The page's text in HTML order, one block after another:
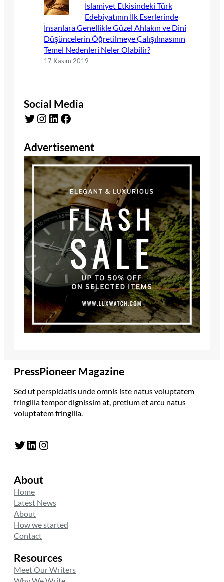
İslamiyet Etkisindeki Türk
Edebiyatının İlk Eserlerinde
İnsanlara Genellikle Güzel Ahlakın ve Dinî
Düşüncelerin Öğretilmeye Çalışılmasının
Temel Nedenleri Neler Olabilir?
17 Kasım 2019
Social Media
Twitter Instagram LinkedIn Facebook
Advertisement
PressPioneer Magazine
Sed ut perspiciatis unde omnis iste natus voluptatem
fringilla tempor dignissim at, pretium et arcu natus
voluptatem fringilla.
Twitter LinkedIn Instagram
About
Home
Latest News
About
How we started
Contact
Resources
Meet Our Writers